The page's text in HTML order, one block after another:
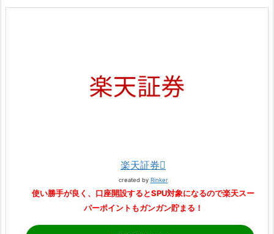
楽天証券
created by Rinker
使い勝手が良く、口座開設するとSPU対象になるので楽天スー
パーポイントもガンガン貯まる！